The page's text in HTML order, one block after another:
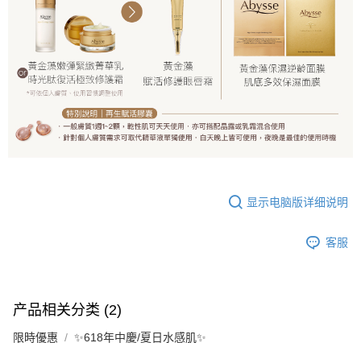
显示电脑版详细说明
客服
产品相关分类 (2)
限時優惠 ✨618年中慶/夏日水感肌✨